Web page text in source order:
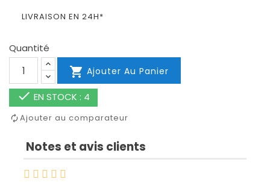
LIVRAISON EN 24H*
Quantité
 Ajouter Au Panier
 EN STOCK : 4
Ajouter au comparateur
Notes et avis clients